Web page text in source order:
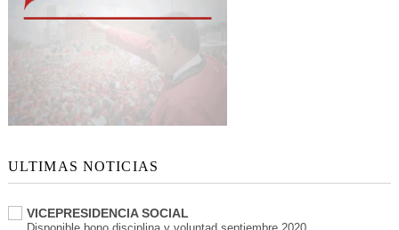
ULTIMAS NOTICIAS
VICEPRESIDENCIA SOCIAL